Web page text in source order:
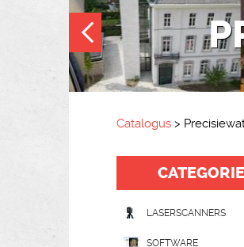
Catalogus >
LASERSCANNERS
SOFTWARE